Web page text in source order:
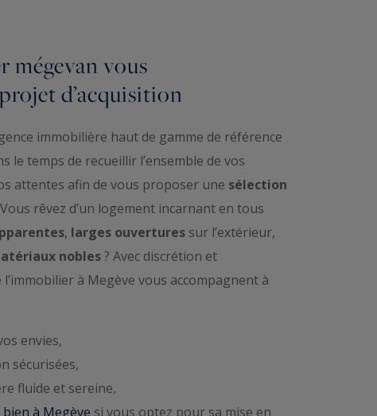
mégevan vous
d’acquisition
immobilière haut de gamme de référence
temps de recueillir l’ensemble de vos
attentes afin de vous proposer une sélection
rêvez d’un logement incarnant en tous
, larges ouvertures sur l’extérieur,
nobles? Avec discrétion et
à Megève vous accompagnent à
envies,
sécurisées,
fluide et sereine,
à Megève si vous optez pour sa mise en